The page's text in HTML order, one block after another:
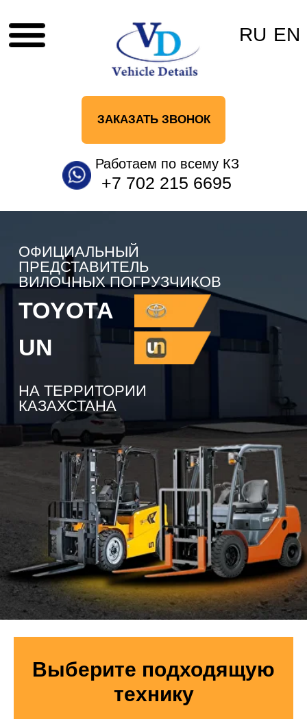
Работаем по всему КЗ
ОФИЦИАЛЬНЫЙ
ПРЕДСТАВИТЕЛЬ
UN
НА ТЕРРИТОРИИ
КАЗАХСТАНА
Выберите подходящую
технику